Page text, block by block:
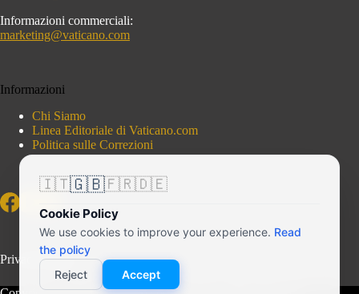
Informazioni commerciali:
marketing@vaticano.com
Informazioni
Chi Siamo
Linea Editoriale di Vaticano.com
Politica sulle Correzioni
Privacy Policy
🇮🇹🇬🇧🇫🇷🇩🇪
Cookie Policy
We use cookies to improve your experience. Read
the policy
Reject
Accept